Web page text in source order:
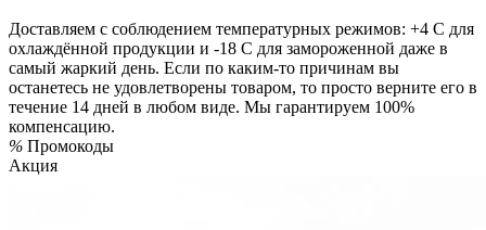
Доставляем с соблюдением температурных режимов: +4 С для
охлаждённой продукции и -18 С для замороженной даже в
самый жаркий день. Если по каким-то причинам вы
останетесь не удовлетворены товаром, то просто верните его в
течение 14 дней в любом виде. Мы гарантируем 100%
компенсацию.
% Промокоды
Акция